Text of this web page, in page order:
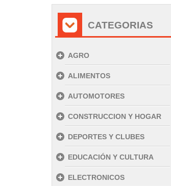
CATEGORIAS
AGRO
ALIMENTOS
AUTOMOTORES
CONSTRUCCION Y HOGAR
DEPORTES Y CLUBES
EDUCACIÓN Y CULTURA
ELECTRONICOS